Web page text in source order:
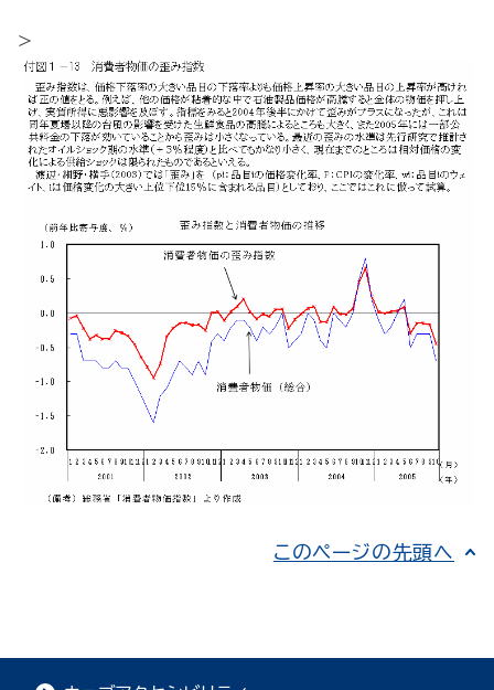
>
このページの先頭へ